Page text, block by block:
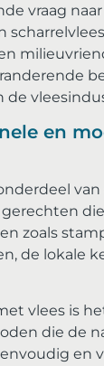
vraag
de
en
zoals
de lokale
vlees is
die de
en